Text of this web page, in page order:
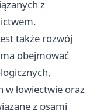
z
także rozwój
obejmować
łowiectwie oraz
z psami